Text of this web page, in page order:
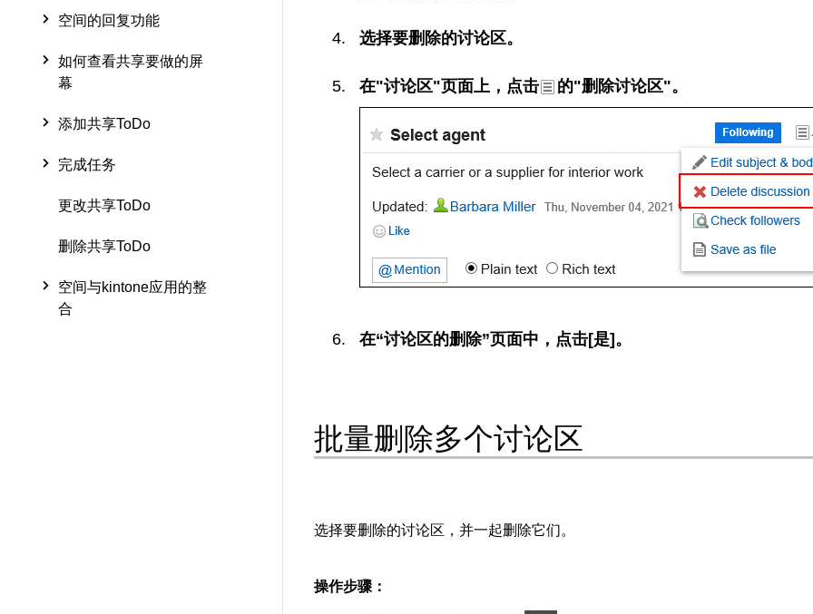
空间的回复功能
如何查看共享要做的屏
幕
添加共享ToDo
完成任务
更改共享ToDo
删除共享ToDo
空间与kintone应用的整
合
选择要删除的讨论区。
在"讨论区"页面上，点击 的"删除讨论区"。
在“讨论区的删除”页面中，点击[是]。
批量删除多个讨论区
选择要删除的讨论区，并一起删除它们。
操作步骤：